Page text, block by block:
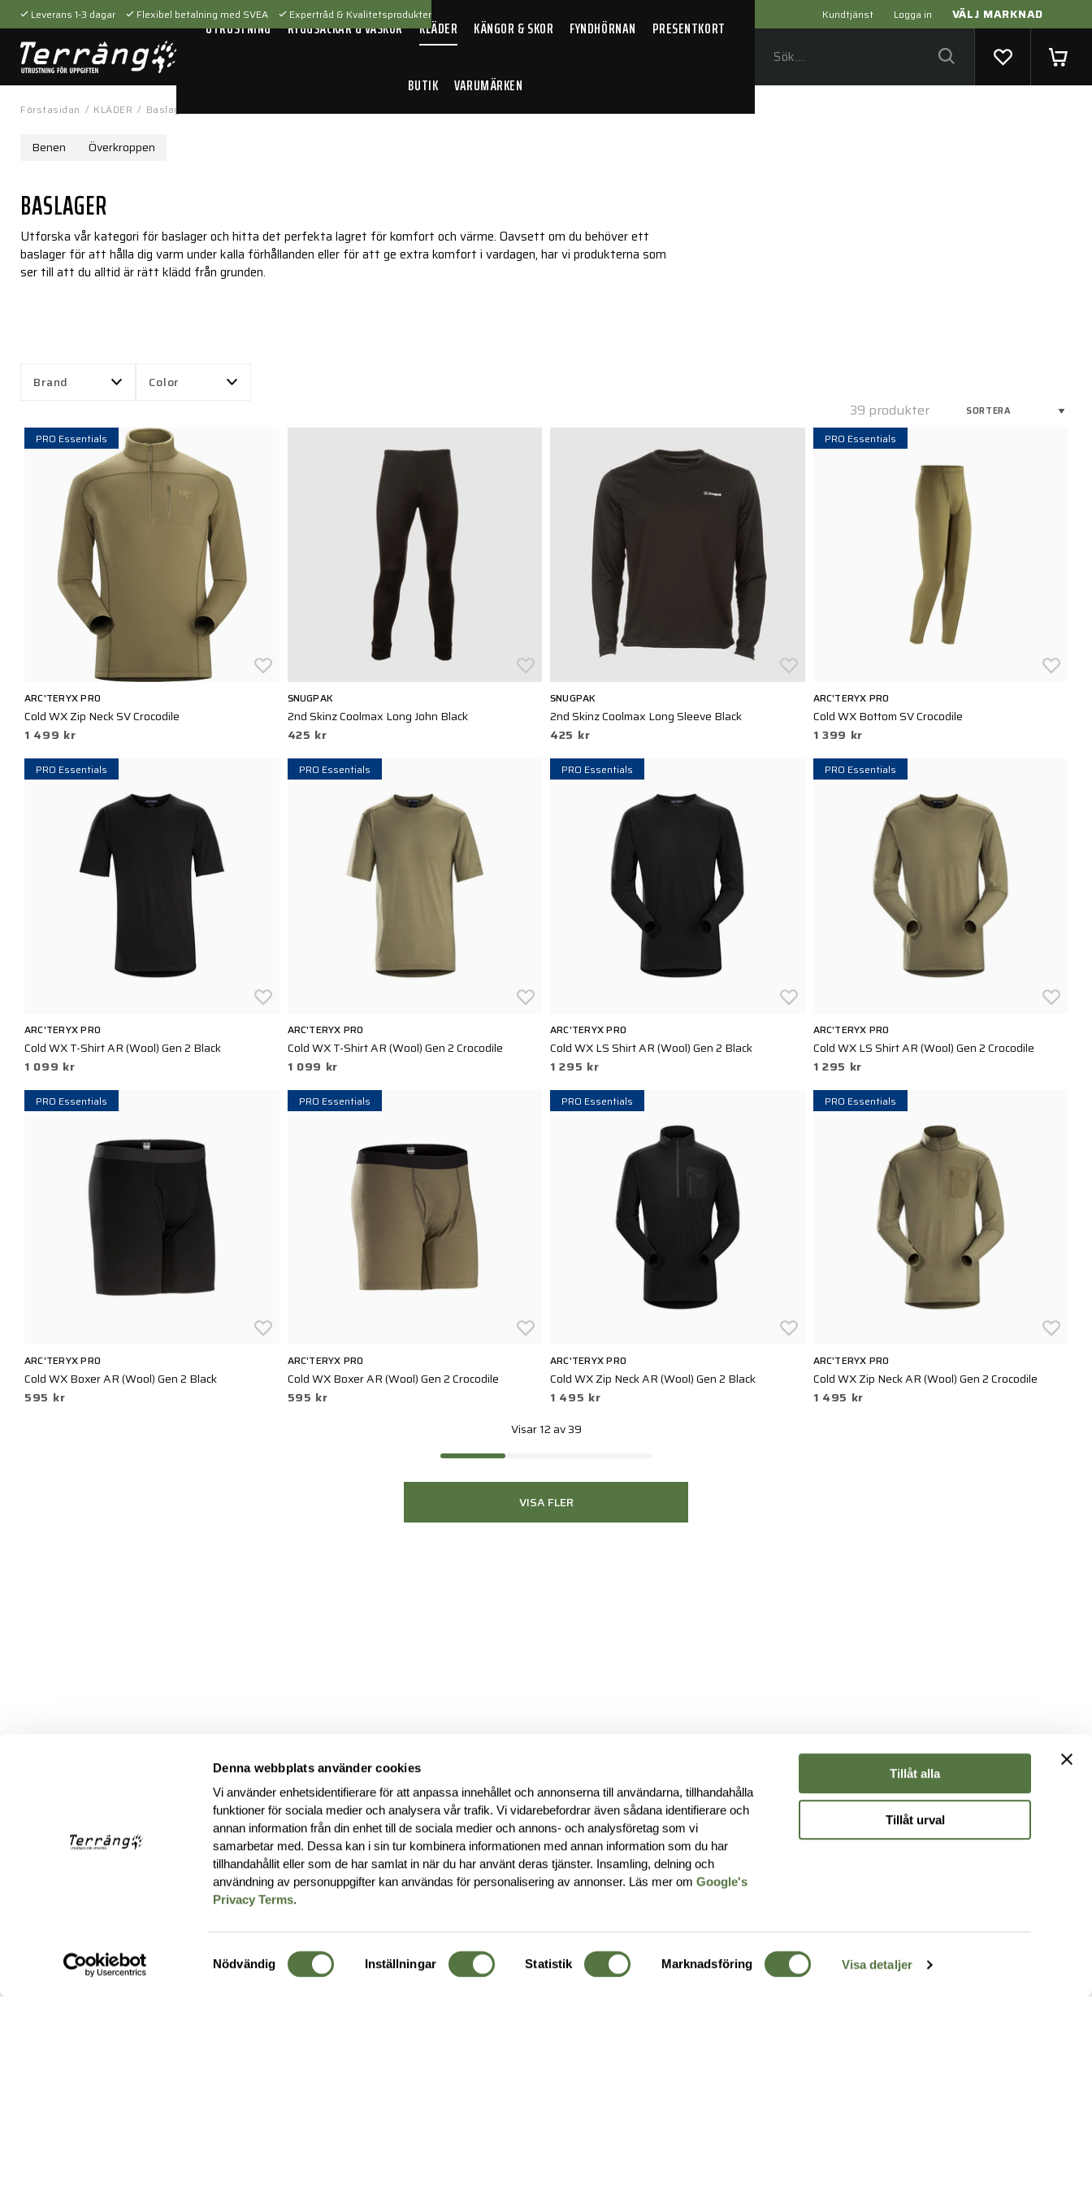
Denna webbplats använder cookies
Vi använder enhetsidentifierare för att anpassa innehållet och annonserna till användarna, tillhandahålla
funktioner för sociala medier och analysera vår trafik. Vi vidarebefordrar även sådana identifierare och
annan information från din enhet till de sociala medier och annons- och analysföretag som vi
samarbetar med. Dessa kan i sin tur kombinera informationen med annan information som du har
tillhandahållit eller som de har samlat in när du har använt deras tjänster. Insamling, delning och
användning av personuppgifter kan användas för personalisering av annonser. Läs mer omGoogle's
Privacy Terms.
Samtyckesval
Nödvändig Inställningar Statistik Marknadsföring Visa detaljer
Tillåt alla
Tillåt urval
Kundtjänst Logga in VÄLJ MARKNAD
Leverans 1-3 dagar Flexibel betalning med SVEA Expertråd & Kvalitetsprodukter
UTRUSTNING RYGGSÄCKAR & VÄSKOR KLÄDER KÄNGOR & SKOR FYNDHÖRNAN PRESENTKORT
BUTIK VARUMÄRKEN
Förstasidan / KLÄDER / Baslager
Benen Överkroppen
BASLAGER
Utforska vår kategori för baslager och hitta det perfekta lagret för komfort och värme. Oavsett om du behöver ett
baslager för att hålla dig varm under kalla förhållanden eller för att ge extra komfort i vardagen, har vi produkterna som
ser till att du alltid är rätt klädd från grunden.
Brand Color
39 produkter
PRO Essentials
ARC'TERYX PRO
Cold WX Zip Neck SV Crocodile
1 499 kr
SNUGPAK
2nd Skinz Coolmax Long John Black
425 kr
SNUGPAK
2nd Skinz Coolmax Long Sleeve Black
425 kr
PRO Essentials
ARC'TERYX PRO
Cold WX Bottom SV Crocodile
1 399 kr
PRO Essentials
ARC'TERYX PRO
Cold WX T-Shirt AR (Wool) Gen 2 Black
1 099 kr
PRO Essentials
ARC'TERYX PRO
Cold WX T-Shirt AR (Wool) Gen 2 Crocodile
1 099 kr
PRO Essentials
ARC'TERYX PRO
Cold WX LS Shirt AR (Wool) Gen 2 Black
1 295 kr
PRO Essentials
ARC'TERYX PRO
Cold WX LS Shirt AR (Wool) Gen 2 Crocodile
1 295 kr
PRO Essentials
ARC'TERYX PRO
Cold WX Boxer AR (Wool) Gen 2 Black
595 kr
PRO Essentials
ARC'TERYX PRO
Cold WX Boxer AR (Wool) Gen 2 Crocodile
595 kr
PRO Essentials
ARC'TERYX PRO
Cold WX Zip Neck AR (Wool) Gen 2 Black
1 495 kr
PRO Essentials
ARC'TERYX PRO
Cold WX Zip Neck AR (Wool) Gen 2 Crocodile
1 495 kr
Visar 12 av 39
VISA FLER